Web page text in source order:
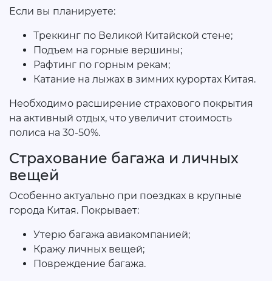
Если вы планируете:
Треккинг по Великой Китайской стене;
Подъем на горные вершины;
Рафтинг по горным рекам;
Катание на лыжах в зимних курортах Китая.
Необходимо расширение страхового покрытия
на активный отдых, что увеличит стоимость
полиса на 30-50%.
Страхование багажа и личных
вещей
Особенно актуально при поездках в крупные
города Китая. Покрывает:
Утерю багажа авиакомпанией;
Кражу личных вещей;
Повреждение багажа.